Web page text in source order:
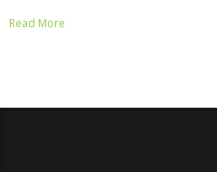
Read More